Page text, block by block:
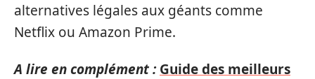
alternatives légales aux géants comme
Netflix ou Amazon Prime.
A lire en complément : Guide des meilleurs